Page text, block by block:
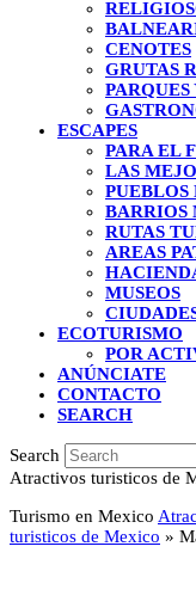
CENOTES
GRUTAS
ESCAPES
PARA EL
LAS
PUEBLOS
BARRIOS
RUTAS
AREAS
MUSEOS
ECOTURISMO
POR
ANÚNCIATE
CONTACTO
SEARCH
Search
Atractivos turisticos de
Turismo en Mexico
turisticos de Mexico »